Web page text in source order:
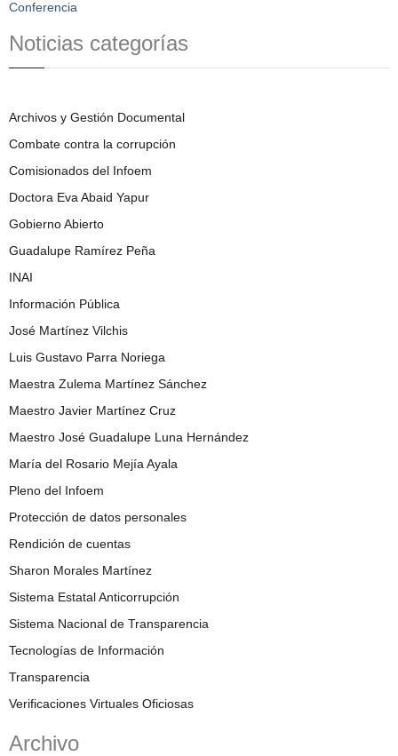
Conferencia
Noticias categorías
Archivos y Gestión Documental
Combate contra la corrupción
Comisionados del Infoem
Doctora Eva Abaid Yapur
Gobierno Abierto
Guadalupe Ramírez Peña
INAI
Información Pública
José Martínez Vilchis
Luis Gustavo Parra Noriega
Maestra Zulema Martínez Sánchez
Maestro Javier Martínez Cruz
Maestro José Guadalupe Luna Hernández
María del Rosario Mejía Ayala
Pleno del Infoem
Protección de datos personales
Rendición de cuentas
Sharon Morales Martínez
Sistema Estatal Anticorrupción
Sistema Nacional de Transparencia
Tecnologías de Información
Transparencia
Verificaciones Virtuales Oficiosas
Archivo